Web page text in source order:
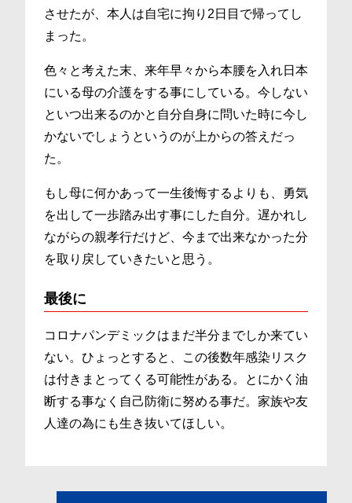
させたが、本人は自宅に拘り2日目で帰ってし
まった。
色々と考えた末、来年早々から本腰を入れ日本
にいる母の介護をする事にしている。今しない
といつ出来るのかと自分自身に問いた時に今し
かないでしょうというのが上からの答えだっ
た。
もし母に何かあって一生後悔するよりも、勇気
を出して一歩踏み出す事にした自分。遅かれし
ながらの親孝行だけど、今まで出来なかった分
を取り戻していきたいと思う。
最後に
コロナパンデミックはまだ半分までしか来てい
ない。ひょっとすると、この後数年感染リスク
は付きまとってくる可能性がある。とにかく油
断する事なく自己防衛に努める事だ。家族や友
人達の為にも生き抜いてほしい。